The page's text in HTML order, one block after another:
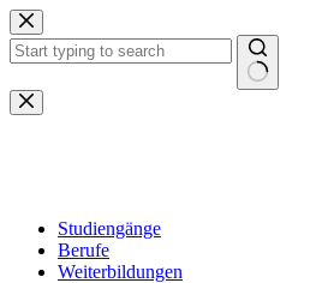
Zum
Inhalt
springen
Keine
Ergebnisse
Studiengänge
Berufe
Weiterbildungen